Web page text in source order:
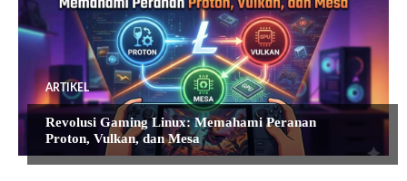
ARTIKEL
Revolusi Gaming Linux: Memahami Peranan
Proton, Vulkan, dan Mesa